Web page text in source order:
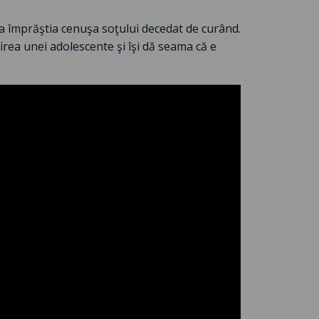
cenuşa soţului decedat de curând.
unei adolescente şi îşi dă seama că e